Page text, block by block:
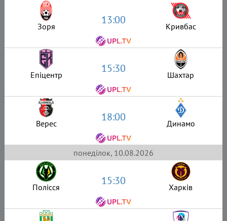
Зоря 13:00 Кривбас
Епіцентр 15:30 Шахтар
Верес 18:00 Динамо
понеділок, 10.08.2026
Полісся 15:30 Харків